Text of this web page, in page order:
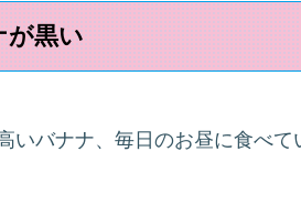
が黒い
いバナナ、毎日のお昼に食べて